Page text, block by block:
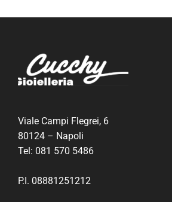
Viale Campi Flegrei, 6
80124 – Napoli
Tel: 081 570 5486
P.I. 08881251212